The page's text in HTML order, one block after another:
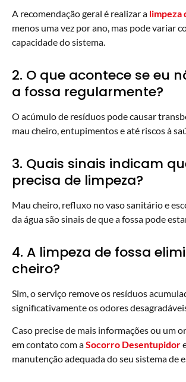
A recomendação geral é realizar a limpeza
menos uma vez por ano, mas pode variar
capacidade do sistema.
2. O que acontece se eu
a fossa regularmente?
O acúmulo de resíduos pode causar
mau cheiro, entupimentos e até riscos à
3. Quais sinais indicam
precisa de limpeza?
Mau cheiro, refluxo no vaso sanitário e
da água são sinais de que a fossa pode
4. A limpeza de fossa
cheiro?
Sim, o serviço remove os resíduos
significativamente os odores
Caso precise de mais informações ou um
em contato com aSocorro Desentupidor
manutenção adequada do seu sistema de